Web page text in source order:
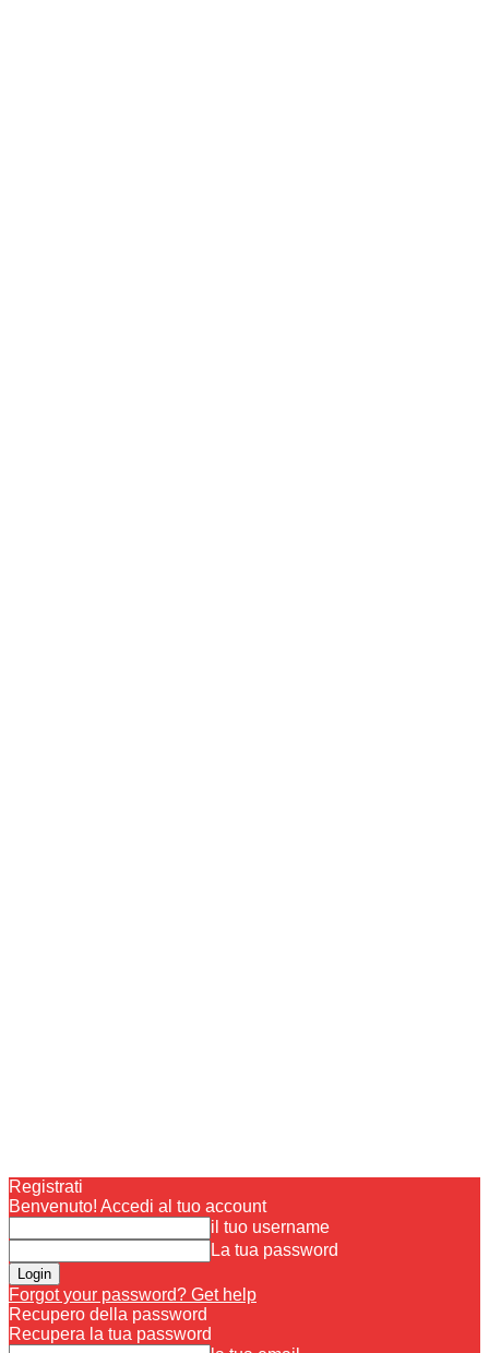
Registrati
Benvenuto! Accedi al tuo account
il tuo username
La tua password
Forgot your password? Get help
Recupero della password
Recupera la tua password